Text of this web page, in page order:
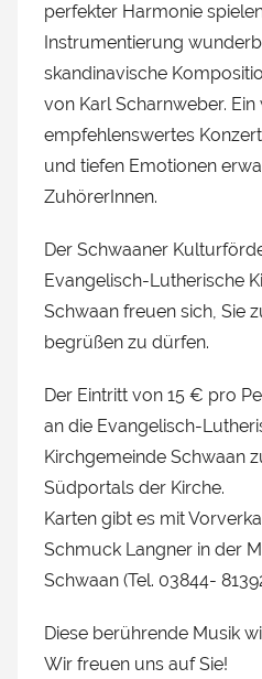
perfekter Harmonie
Instrumentierung
skandinavische
von Karl Scharnweber. Ein
empfehlenswertes
und tiefen Emotionen
ZuhörerInnen.
Der Schwaaner
Evangelisch-Lutherische
Schwaan freuen sich, Sie
begrüßen zu dürfen.
Der Eintritt von 15 € pro
an die Evangelisch-
Kirchgemeinde Schwaan
Südportals der Kirche.
Karten gibt es mit
Schmuck Langner in der
Schwaan (Tel. 03844-
Diese berührende Musik
Wir freuen uns auf Sie!